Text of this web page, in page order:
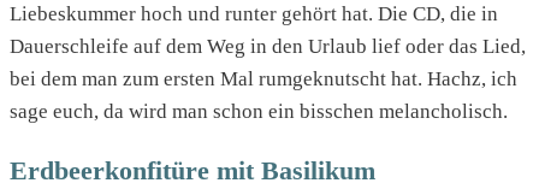
Liebeskummer hoch und runter gehört hat. Die CD, die in
Dauerschleife auf dem Weg in den Urlaub lief oder das Lied,
bei dem man zum ersten Mal rumgeknutscht hat. Hachz, ich
sage euch, da wird man schon ein bisschen melancholisch.
Erdbeerkonfitüre mit Basilikum